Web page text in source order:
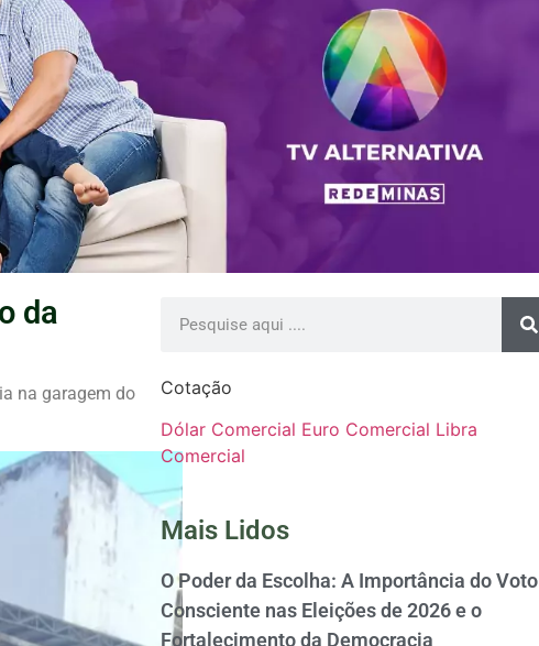
da
na garagem do
Cotação
Dólar Comercial Euro Comercial Libra
Comercial
Mais Lidos
O Poder da Escolha: A Importância do Voto
Consciente nas Eleições de 2026 e o
Fortalecimento da Democracia